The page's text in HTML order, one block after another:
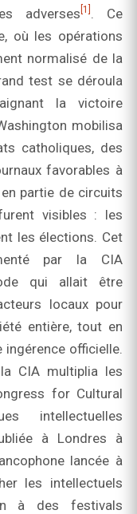
adverses [1] . Ce
où les opérations
normalisé de la
test se déroula
la victoire
mobilisa
catholiques, des
favorables à
partie de circuits
visibles : les
les élections. Cet
par la CIA
qui allait être
locaux pour
entière, tout en
officielle.
CIA multiplia les
for Cultural
intellectuelles
à Londres à
lancée à
les intellectuels
à des festivals